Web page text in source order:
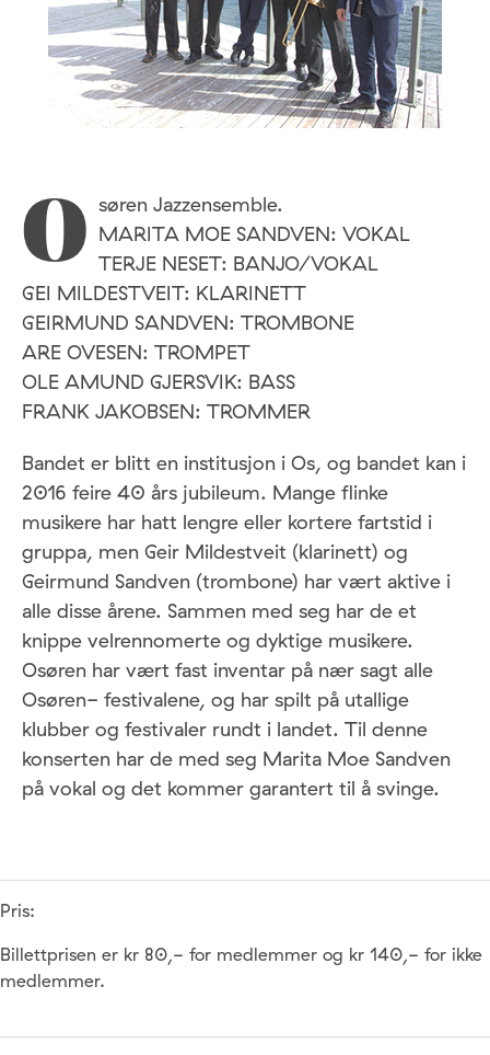
O søren Jazzensemble.
MARITA MOE SANDVEN: VOKAL
TERJE NESET: BANJO/VOKAL
GEI MILDESTVEIT: KLARINETT
GEIRMUND SANDVEN: TROMBONE
ARE OVESEN: TROMPET
OLE AMUND GJERSVIK: BASS
FRANK JAKOBSEN: TROMMER
Bandet er blitt en institusjon i Os, og bandet kan i
2016 feire 40 års jubileum. Mange flinke
musikere har hatt lengre eller kortere fartstid i
gruppa, men Geir Mildestveit (klarinett) og
Geirmund Sandven (trombone) har vært aktive i
alle disse årene. Sammen med seg har de et
knippe velrennomerte og dyktige musikere.
Osøren har vært fast inventar på nær sagt alle
Osøren- festivalene, og har spilt på utallige
klubber og festivaler rundt i landet. Til denne
konserten har de med seg Marita Moe Sandven
på vokal og det kommer garantert til å svinge.
Pris:
Billettprisen er kr 80,- for medlemmer og kr 140,- for ikke
medlemmer.